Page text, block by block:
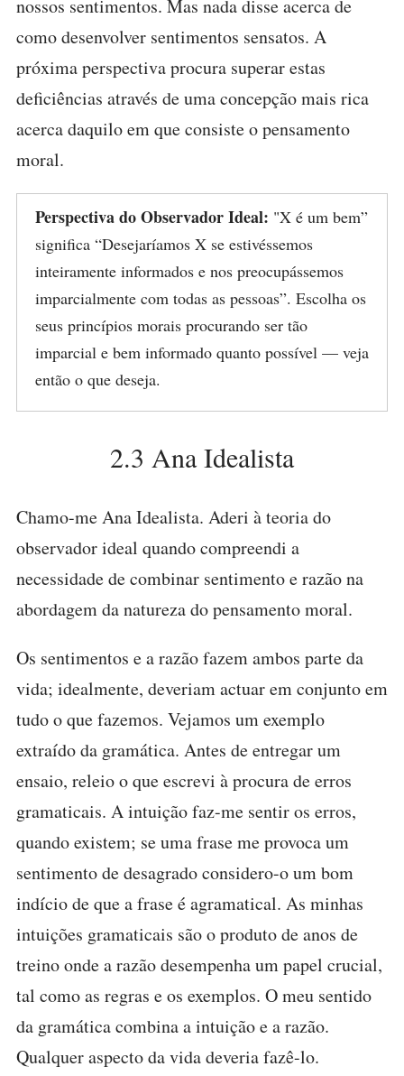
nossos sentimentos. Mas nada disse acerca de
como desenvolver sentimentos sensatos. A
próxima perspectiva procura superar estas
deficiências através de uma concepção mais rica
acerca daquilo em que consiste o pensamento
moral.
Perspectiva do Observador Ideal: "X é um bem”
significa “Desejaríamos X se estivéssemos
inteiramente informados e nos preocupássemos
imparcialmente com todas as pessoas”. Escolha os
seus princípios morais procurando ser tão
imparcial e bem informado quanto possível — veja
então o que deseja.
2.3 Ana Idealista
Chamo-me Ana Idealista. Aderi à teoria do
observador ideal quando compreendi a
necessidade de combinar sentimento e razão na
abordagem da natureza do pensamento moral.
Os sentimentos e a razão fazem ambos parte da
vida; idealmente, deveriam actuar em conjunto em
tudo o que fazemos. Vejamos um exemplo
extraído da gramática. Antes de entregar um
ensaio, releio o que escrevi à procura de erros
gramaticais. A intuição faz-me sentir os erros,
quando existem; se uma frase me provoca um
sentimento de desagrado considero-o um bom
indício de que a frase é agramatical. As minhas
intuições gramaticais são o produto de anos de
treino onde a razão desempenha um papel crucial,
tal como as regras e os exemplos. O meu sentido
da gramática combina a intuição e a razão.
Qualquer aspecto da vida deveria fazê-lo.